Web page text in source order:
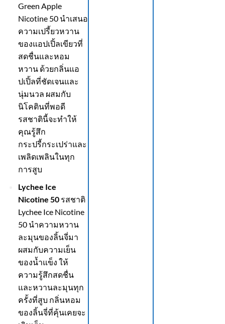
Green Apple
Nicotine 50 นำเสนอ
ความเปรี้ยวหวาน
ของแอปเปิ้ลเขียวที่
สดชื่นและหอม
หวาน ด้วยกลิ่นแอ
ปเปิ้ลที่ชัดเจนและ
นุ่มนวล ผสมกับ
นิโคตินที่พอดี
รสชาตินี้จะทำให้
คุณรู้สึก
กระปรี้กระเปร่าและ
เพลิดเพลินในทุก
การสูบ
Lychee Ice
Nicotine 50รสชาติ
Lychee Ice Nicotine
50 นำความหวาน
ละมุนของลิ้นจี่มา
ผสมกับความเย็น
ของน้ำแข็ง ให้
ความรู้สึกสดชื่น
และหวานละมุนทุก
ครั้งที่สูบ กลิ่นหอม
ของลิ้นจี่ที่คุ้นเคยจะ